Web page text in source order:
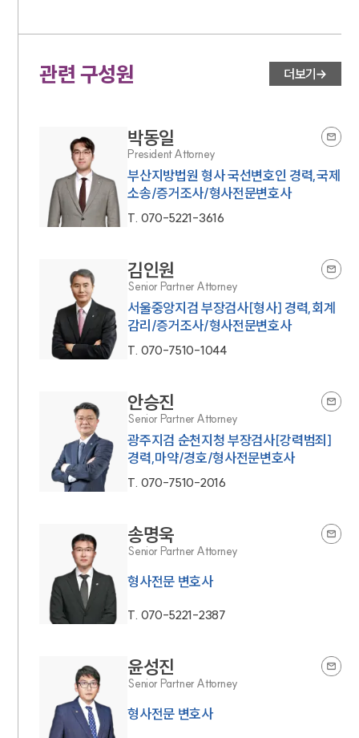
관련 구성원 더보기
박동일
President Attorney
부산지방법원 형사 국선변호인 경력,국제
소송/증거조사/형사전문변호사
T. 070-5221-3616
김인원
Senior Partner Attorney
서울중앙지검 부장검사[형사] 경력,회계
감리/증거조사/형사전문변호사
T. 070-7510-1044
안승진
Senior Partner Attorney
광주지검 순천지청 부장검사[강력범죄]
경력,마약/경호/형사전문변호사
T. 070-7510-2016
송명욱
Senior Partner Attorney
형사전문 변호사
T. 070-5221-2387
윤성진
Senior Partner Attorney
형사전문 변호사